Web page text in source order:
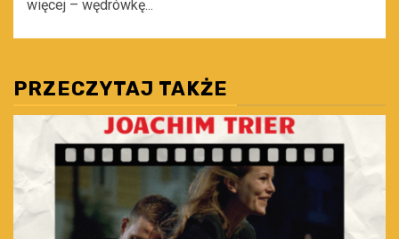
więcej – wędrówkę...
PRZECZYTAJ TAKŻE